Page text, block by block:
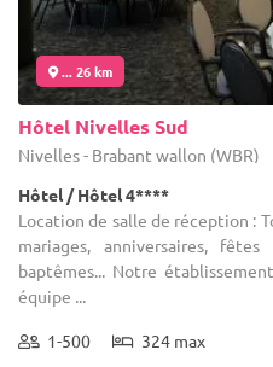
... 26 km
Hôtel Nivelles Sud
Nivelles - Brabant wallon (WBR)
Hôtel / Hôtel 4****
Location de salle de réception :
mariages, anniversaires,
baptêmes... Notre
équipe ...
1-500 324 max